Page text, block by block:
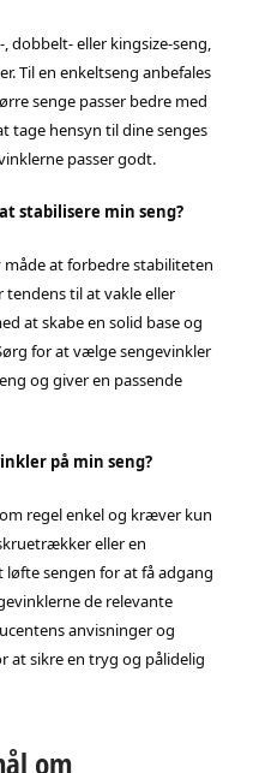
dobbelt- eller kingsize-seng,
Til en enkeltseng anbefales
senge passer bedre med
tage hensyn til dine senges
passer godt.
stabilisere min seng?
måde at forbedre stabiliteten
tendens til at vakle eller
at skabe en solid base og
for at vælge sengevinkler
og giver en passende
på min seng?
regel enkel og kræver kun
eller en
sengen for at få adgang
de relevante
anvisninger og
at sikre en tryg og pålidelig
om